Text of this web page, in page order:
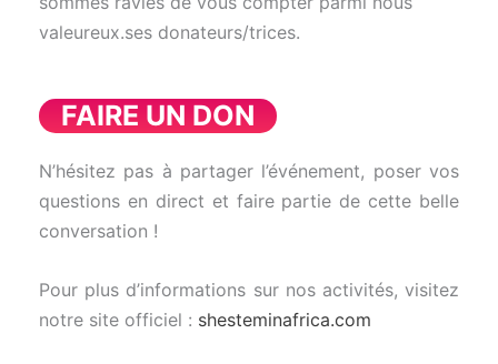
valeureux.ses donateurs/trices.
FAIRE UN DON
N’hésitez pas à partager l’événement, poser vos
questions en direct et faire partie de cette belle
conversation !
Pour plus d’informations sur nos activités,visitez
notre site officiel : shesteminafrica.com